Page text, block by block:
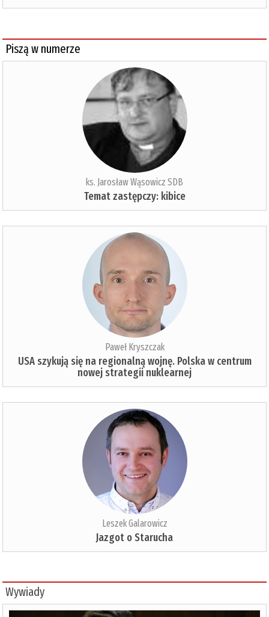
Piszą w numerze
ks. Jarosław Wąsowicz SDB
Temat zastępczy: kibice
Paweł Kryszczak
USA szykują się na regionalną wojnę. Polska w centrum
nowej strategii nuklearnej
Leszek Galarowicz
Jazgot o Starucha
Wywiady